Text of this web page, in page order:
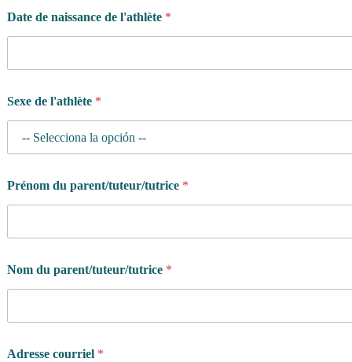
m
m
e
a
e
o
Date de naissance de l'athlète *
Sexe de l'athlète *
Prénom du parent/tuteur/tutrice *
Nom du parent/tuteur/tutrice *
Adresse courriel *